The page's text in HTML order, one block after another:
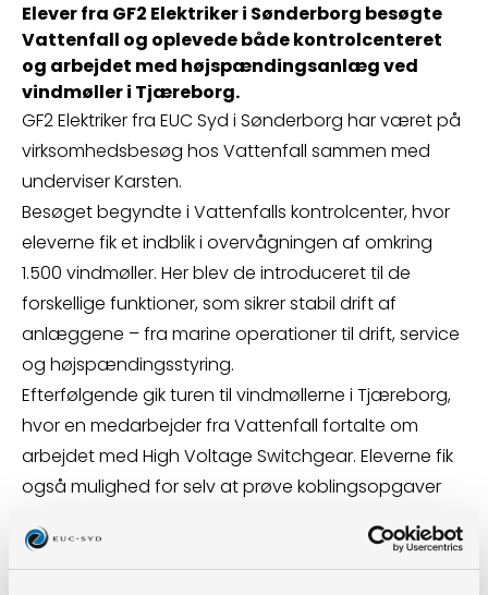
Elever fra GF2 Elektriker i Sønderborg besøgte
Vattenfall og oplevede både kontrolcenteret
og arbejdet med højspændingsanlæg ved
vindmøller i Tjæreborg.
GF2 Elektriker fra EUC Syd i Sønderborg har været på
virksomhedsbesøg hos Vattenfall sammen med
underviser Karsten.
Besøget begyndte i Vattenfalls kontrolcenter, hvor
eleverne fik et indblik i overvågningen af omkring
1.500 vindmøller. Her blev de introduceret til de
forskellige funktioner, som sikrer stabil drift af
anlæggene – fra marine operationer til drift, service
og højspændingsstyring.
Efterfølgende gik turen til vindmøllerne i Tjæreborg,
hvor en medarbejder fra Vattenfall fortalte om
arbejdet med High Voltage Switchgear. Eleverne fik
også mulighed for selv at prøve koblingsopgaver
Virksomhedsbesøg som dette giver eleverne
mulighed for at koble teori og praksis og få et